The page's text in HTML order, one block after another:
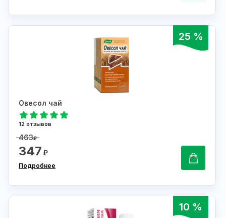
25 %
Овесол чай
12 отзывов
463₽
347₽
Подробнее
10 %